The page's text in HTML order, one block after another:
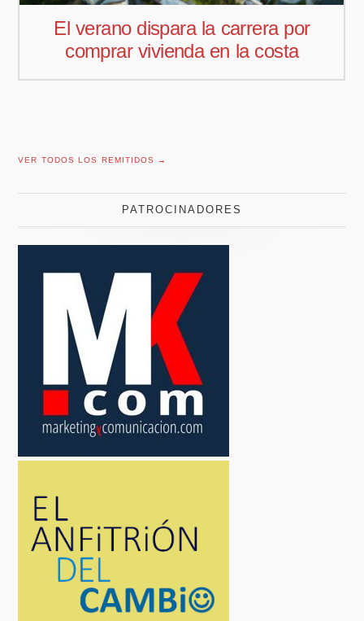
El verano dispara la carrera por
comprar vivienda en la costa
VER TODOS LOS REMITIDOS →
PATROCINADORES